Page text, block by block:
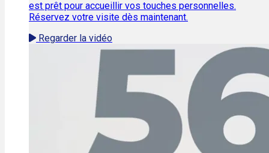
est prêt pour accueillir vos touches personnelles.
Réservez votre visite dès maintenant.
Regarder la vidéo